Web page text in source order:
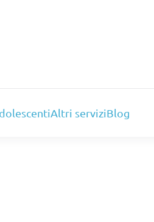
Altri serviziBlog